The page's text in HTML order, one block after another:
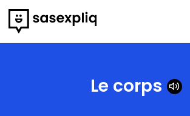
content
Le corps